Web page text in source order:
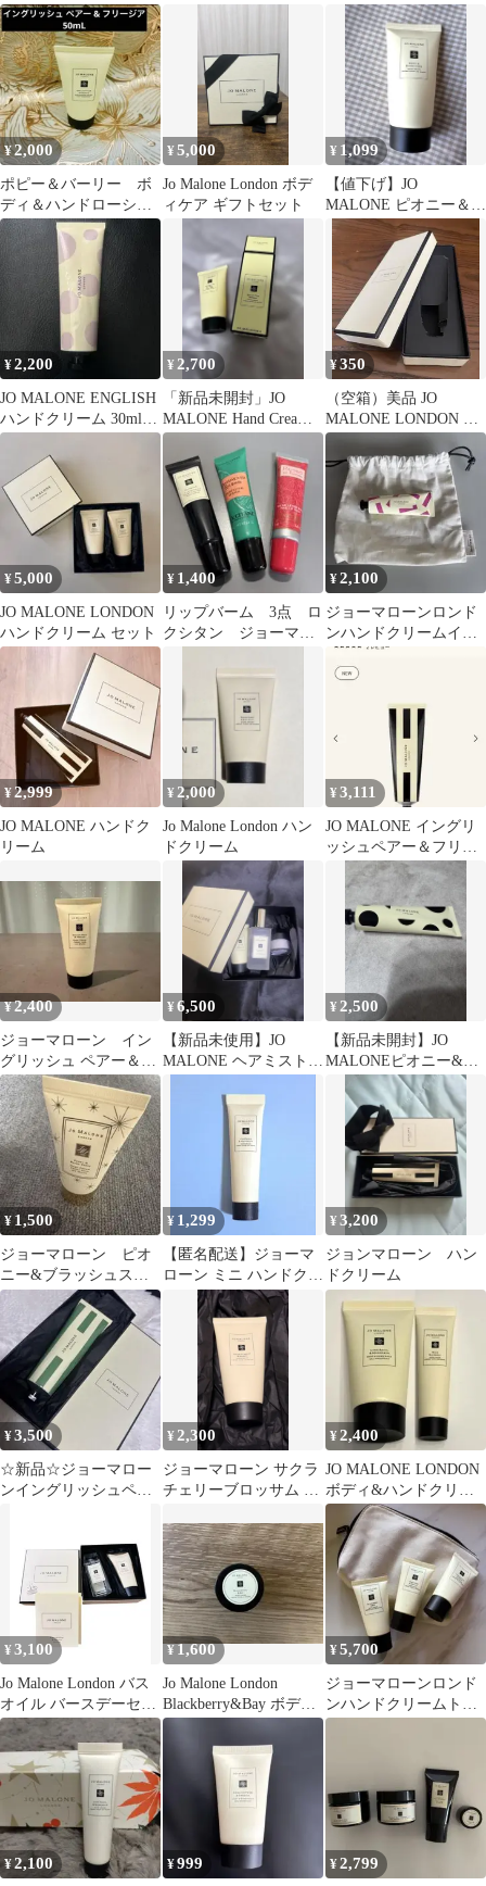
ジア ハンドクリーム
¥2,000
ポピー＆バーリー ボ
ディ＆ハンドローショ
ン
¥5,000
Jo Malone London ボデ
ィケア ギフトセット
¥ 1,099
【値下げ】JO
MALONE ピオニー＆ブ
ラッシュスエード ハン
ドクリーム
¥2,200
JO MALONE ENGLISH
ハンドクリーム 30ml
数量限定
¥ 2,700
「新品未開封」JO
MALONE Hand Cream
50ml
¥350
（空箱）美品 JO
MALONE LONDON ハ
ンドクリーム ギフトボ
ックス
¥5,000
JO MALONE LONDON
ハンドクリーム セット
¥ 1,400
リップバーム 3点 ロ
クシタン ジョーマロ
¥2,100
ジョーマローンロンド
ンハンドクリームイン
グリッシュペアー&ス
イートピー
¥2,999
JO MALONE ハンドク
リーム
¥ 2,000
Jo Malone London ハン
ドクリーム
¥3,111
JO MALONE イングリ
ッシュペアー＆フリー
ジア ハンドクリーム
¥2,400
ジョーマローン イン
グリッシュ ペアー＆フ
リージア ハンドクリー
ム
¥6,500
【新品未使用】JO
MALONE ヘアミスト、
ィソープ
¥2,500
【新品未開封】JO
MALONEピオニー&ブ
ラッシュスエードハン
ドクリーム
¥ 1,500
ジョーマローン ピオ
ニー&ブラッシュスエ
ード ハンドクリー
ム 30ml
¥ 1,299
【匿名配送】ジョーマ
ローン ミニ ハンドクリ
ーム 15mL
¥3,200
ジョンマローン ハン
ドクリーム
¥3,500
☆新品☆ジョーマロー
ンイングリッシュペア
¥ 2,300
ジョーマローン サクラ
チェリーブロッサム ハ
¥2,400
JO MALONE LONDON
ボディ&ハンドクリー
ム
¥ 3,100
Jo Malone London バス
オイル バースデーセッ
ト
¥1,600
Jo Malone London
Blackberry&Bay ボディ
クリーム
¥5,700
ジョーマローンロンド
ンハンドクリームトリ
オセット
¥2,100 ¥999 ¥2,799